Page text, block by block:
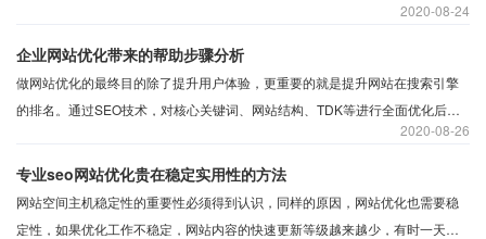
08-24
2020
创内容，一篇文章的标题和内容原创度高的，那么这样高原创度的文章就越容
易得到搜索引擎就的青睐，而且往往都能获得较好的收录和排名。
08-26
2020
企业网站优化带来的帮助步骤分析
做网站优化的最终目的除了提升用户体验，更重要的就是提升网站在搜索引擎
的排名。通过SEO技术，对核心关键词、网站结构、TDK等进行全面优化后，
可以有效提升网站排名。而网站排名靠前意味着更多的流量和曝光，流量和曝
光有与订单转化密切相关。由此可以说，网站优化也是一种非常有效的网络营
专业seo网站优化贵在稳定实用性的方法
网站空间主机稳定性的重要性必须得到认识，同样的原因，网站优化也需要稳
定性，如果优化工作不稳定，网站内容的快速更新等级越来越少，有时一天更